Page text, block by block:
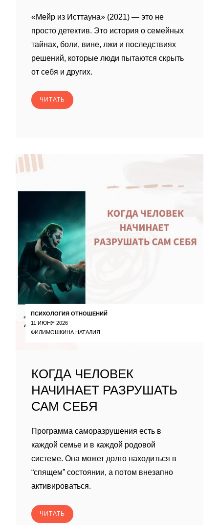
«Мейр из Исттауна» (2021) — это не
просто детектив. Это история о семейных
тайнах, боли, вине, лжи и последствиях
решений, которые люди пытаются скрыть
от себя и других.
ЧИТАТЬ
ПСИХОЛОГИЯ ОТНОШЕНИЙ
11 ИЮНЯ 2026
ФИЛИМОШКИНА НАТАЛИЯ
КОГДА ЧЕЛОВЕК
НАЧИНАЕТ РАЗРУШАТЬ
САМ СЕБЯ
Программа саморазрушения есть в
каждой семье и в каждой родовой
системе. Она может долго находиться в
“спящем” состоянии, а потом внезапно
активироваться.
ЧИТАТЬ